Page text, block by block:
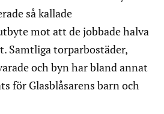
så kallade
mot att de jobbade halva
Samtliga torparbostäder,
och byn har bland annat
för Glasblåsarens barn och